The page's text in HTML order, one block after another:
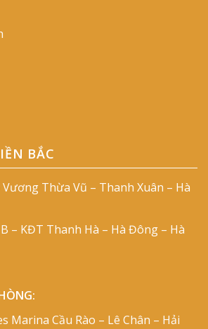
BẮC
Vương Thừa Vũ – Thanh Xuân – Hà
– KĐT Thanh Hà – Hà Đông – Hà
Marina Cầu Rào – Lê Chân – Hải